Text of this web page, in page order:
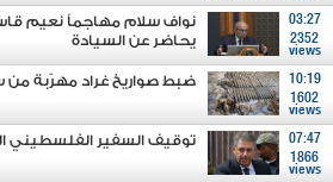
03:27
2352
views
نواف سلام مهاجماً نعيم
يحاضر عن السيادة
10:19
1602
views
ضبط صواريخ غراد مهرّبة من
07:47
1866
views
توقيف السفير الفلسطيني